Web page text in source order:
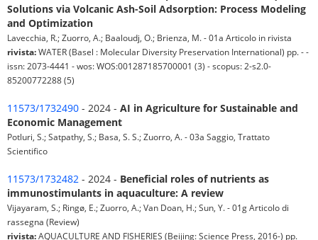
Solutions via Volcanic Ash-Soil Adsorption: Process Modeling
and Optimization
Lavecchia, R.; Zuorro, A.; Baaloudj, O.; Brienza, M. - 01a Articolo in rivista
rivista:WATER (Basel : Molecular Diversity Preservation International) pp. - -
issn: 2073-4441 - wos: WOS:001287185700001 (3) - scopus: 2-s2.0-
85200772288 (5)
11573/1732490 - 2024 - AI in Agriculture for Sustainable and
Economic Management
Potluri, S.; Satpathy, S.; Basa, S. S.; Zuorro, A. - 03a Saggio, Trattato
Scientifico
11573/1732482 - 2024 - Beneficial roles of nutrients as
immunostimulants in aquaculture: A review
Vijayaram, S.; Ringø, E.; Zuorro, A.; Van Doan, H.; Sun, Y. - 01g Articolo di
rassegna (Review)
rivista:AQUACULTURE AND FISHERIES (Beijing: Science Press, 2016-) pp.